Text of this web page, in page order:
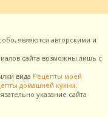
являются авторскими и
сайта возможны лишь с
вида Рецепты моей
домашней кухни.
указание сайта